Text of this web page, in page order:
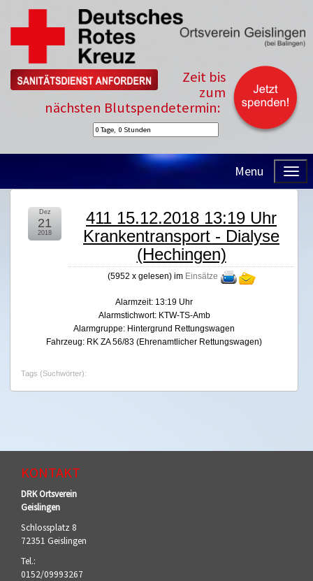
Zeit bis
zum
nächsten Blutspendetermin:
Menu
411 15.12.2018 13:19 Uhr
Krankentransport - Dialyse
(Hechingen)
(5952 x gelesen) im Einsätze
Dez
21
2018
Alarmzeit: 13:19 Uhr
Alarmstichwort: KTW-TS-Amb
Alarmgruppe: Hintergrund Rettungswagen
Fahrzeug: RK ZA 56/83 (Ehrenamtlicher Rettungswagen)
Tags (Suchwörter):
KONTAKT
DRK Ortsverein
Geislingen
Schlossplatz 8
72351 Geislingen
Tel.:
0152/09993267